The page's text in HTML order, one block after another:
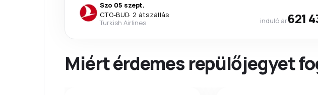
Szo 05 szept.
CTG-BUD· 2 átszállás
Turkish Airlines
induló ár621
Miért érdemes repülőjegyet